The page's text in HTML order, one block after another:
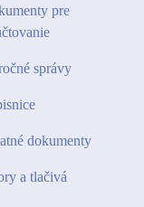
pre
správy
dokumenty
a tlačivá